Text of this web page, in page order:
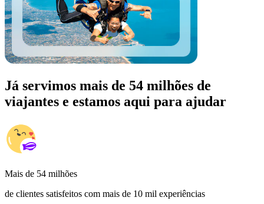
Já servimos mais de 54 milhões de
viajantes e estamos aqui para ajudar
Mais de 54 milhões
de clientes satisfeitos com mais de 10 mil experiências